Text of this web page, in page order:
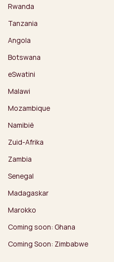
Rwanda
Tanzania
Angola
Botswana
eSwatini
Malawi
Mozambique
Namibië
Zuid-Afrika
Zambia
Senegal
Madagaskar
Marokko
Coming soon: Ghana
Coming Soon: Zimbabwe